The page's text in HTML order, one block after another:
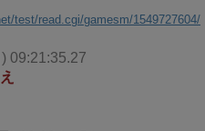
test/read.cgi/gamesm/1549727604/
09:21:35.27